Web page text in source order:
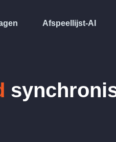
Afspeellijst-AI